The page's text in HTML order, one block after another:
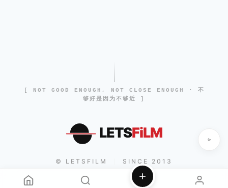
[ NOT GOOD ENOUGH, NOT CLOSE ENOUGH · 不
够好是因为不够近 ]
LETSFiLM
© LETSFILM SINCE 2013